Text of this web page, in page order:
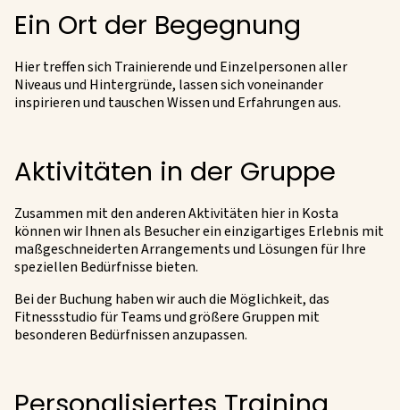
Ein Ort der Begegnung
Hier treffen sich Trainierende und Einzelpersonen aller
Niveaus und Hintergründe, lassen sich voneinander
inspirieren und tauschen Wissen und Erfahrungen aus.
Aktivitäten in der Gruppe
Zusammen mit den anderen Aktivitäten hier in Kosta
können wir Ihnen als Besucher ein einzigartiges Erlebnis mit
maßgeschneiderten Arrangements und Lösungen für Ihre
speziellen Bedürfnisse bieten.
Bei der Buchung haben wir auch die Möglichkeit, das
Fitnessstudio für Teams und größere Gruppen mit
besonderen Bedürfnissen anzupassen.